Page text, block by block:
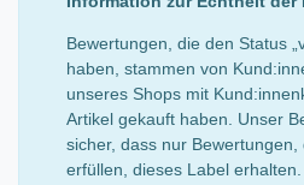
Bewertungen, die den Status
haben, stammen von
unseres Shops mit
Artikel gekauft haben. Unser
sicher, dass nur Bewertungen,
erfüllen, dieses Label